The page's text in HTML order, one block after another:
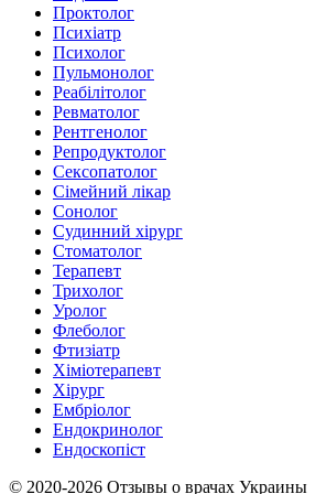
Проктолог
Психіатр
Психолог
Пульмонолог
Реабілітолог
Ревматолог
Рентгенолог
Репродуктолог
Сексопатолог
Сімейний лікар
Сонолог
Судинний хірург
Стоматолог
Терапевт
Трихолог
Уролог
Флеболог
Фтизіатр
Хіміотерапевт
Хірург
Ембріолог
Ендокринолог
Ендоскопіст
© 2020-2026 Отзывы о врачах Украины